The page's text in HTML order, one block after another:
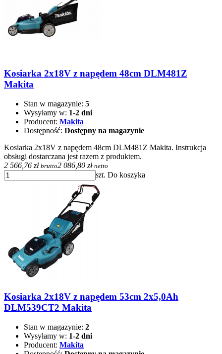
Kosiarka 2x18V z napędem 48cm DLM481Z
Makita
Stan w magazynie: 5
Wysyłamy w: 1-2 dni
Producent: Makita
Dostępność: Dostępny na magazynie
Kosiarka 2x18V z napędem 48cm DLM481Z Makita. Instrukcja
obsługi dostarczana jest razem z produktem.
2 566,76 zł brutto2 086,80 zł netto
szt. Do koszyka
Kosiarka 2x18V z napędem 53cm 2x5,0Ah
DLM539CT2 Makita
Stan w magazynie: 2
Wysyłamy w: 1-2 dni
Producent: Makita